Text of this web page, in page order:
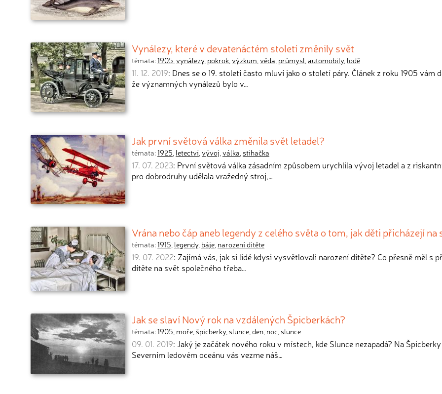
Vynálezy, které v devatenáctém století změnily svět
témata:1905,vynálezy, pokrok,výzkum,věda, průmysl,automobily, lodě
11. 12. 2019: Dnes se o 19. století často mluví jako o století páry. Článek z roku 1905 vám
že významných vynálezů bylo v…
Jak první světová válka změnila svět letadel?
témata:1925, letectví,vývoj,válka, stíhačka
17. 07. 2023: První světová válka zásadním způsobem urychlila vývoj letadel a z
pro dobrodruhy udělala vražedný stroj,…
Vrána nebo čáp aneb legendy z celého světa o tom, jak děti přicházejí na
témata:1915, legendy, báje, narození dítěte
19. 07. 2022: Zajímá vás, jak si lidé kdysi vysvětlovali narození dítěte? Co přesně měl s
dítěte na svět společného třeba…
Jak se slaví Nový rok na vzdálených Špicberkách?
témata:1905, moře, špicberky, slunce,den, noc, slunce
09. 01. 2019: Jaký je začátek nového roku v místech, kde Slunce nezapadá? Na
Severním ledovém oceánu vás vezme náš…